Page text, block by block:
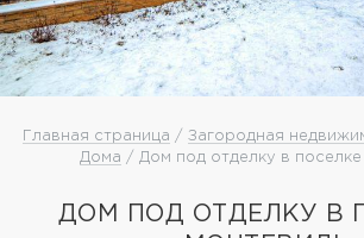
Главная страница / Загородная
Дома / Дом под отделку в
ДОМ ПОД ОТДЕЛКУ В